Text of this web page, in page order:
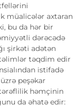
müalicələr axtaran
bu da hər bir
dərəcədə
şirkəti adətən
təqdim edir
istifadə
peşəkar
həmçinin
da əhatə edir: